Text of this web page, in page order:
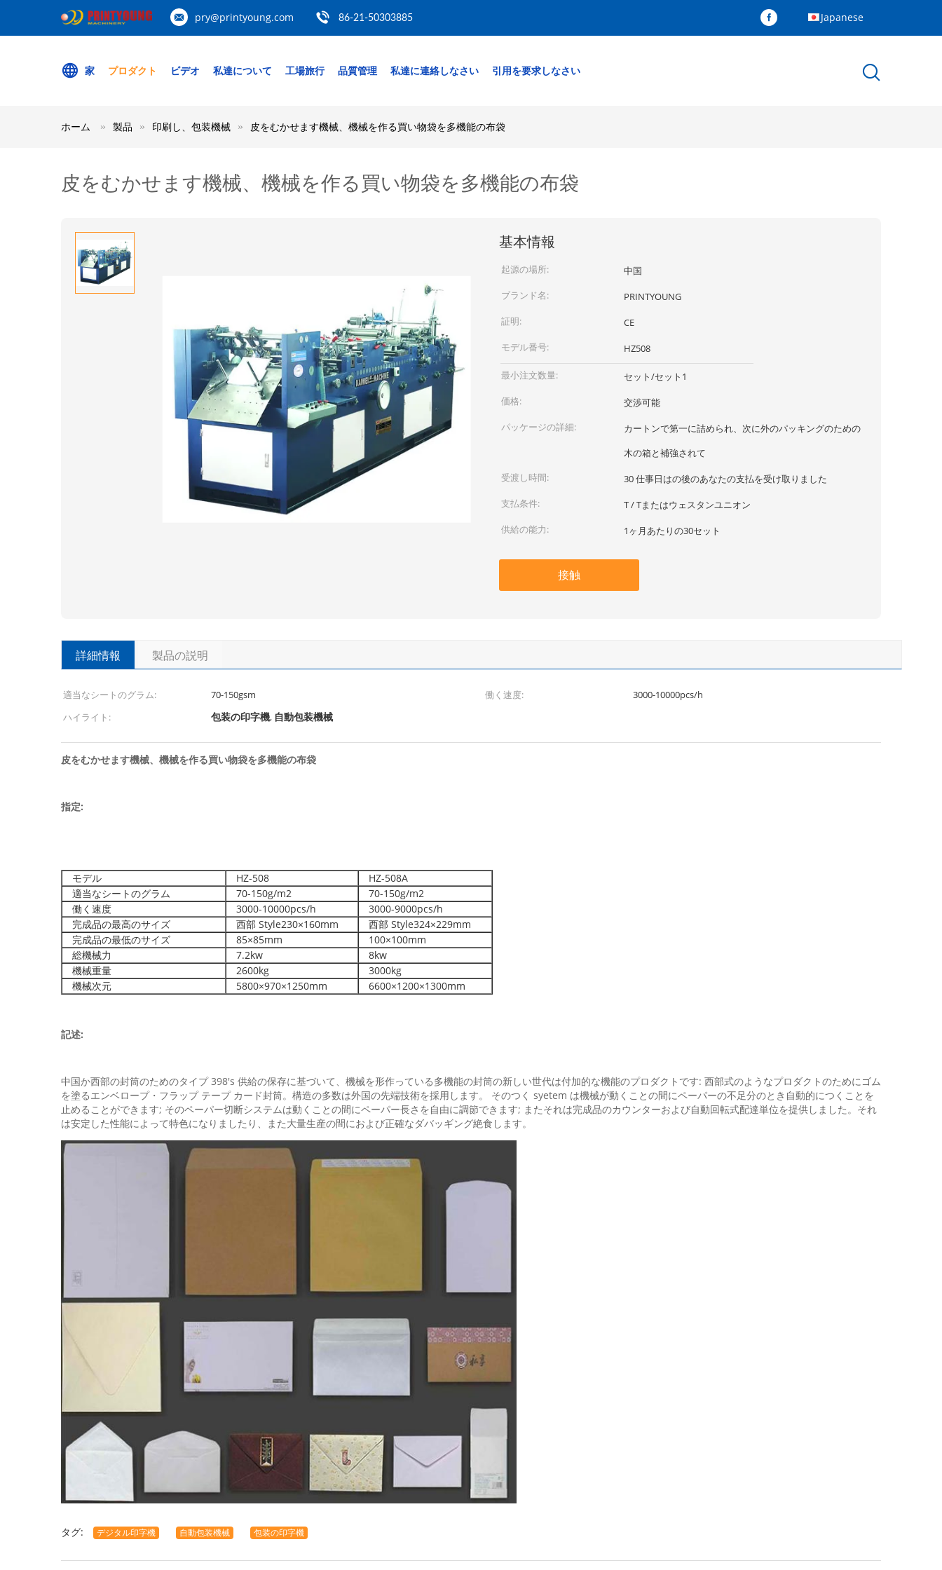
pry@printyoung.com 86-21-50303885 Japanese
家 プロダクト ビデオ 私達について 工場旅行 品質管理 私達に連絡しなさい 引用を要求しなさい
ホーム 製品 印刷し、包装機械 皮をむかせます機械、機械を作る買い物袋を多機能の布袋
皮をむかせます機械、機械を作る買い物袋を多機能の布袋
基本情報
起源の場所:
中国
ブランド名:
PRINTYOUNG
証明:
CE
モデル番号:
HZ508
最小注文数量:
セット/セット1
価格:
交渉可能
パッケージの詳細:
カートンで第一に詰められ、次に外のパッキングのための
木の箱と補強されて
受渡し時間:
30 仕事日はの後のあなたの支払を受け取りました
支払条件:
T / Tまたはウェスタンユニオン
供給の能力:
1ヶ月あたりの30セット
接触
詳細情報 製品の説明
適当なシートのグラム: 70-150gsm 働く速度:
3000-10000pcs/h
ハイライト:
包装の印字機, 自動包装機械
皮をむかせます機械、機械を作る買い物袋を多機能の布袋
指定:
モデル HZ-508
HZ-508A
適当なシートのグラム
70-150g/m2
70-150g/m2
働く速度
3000-10000pcs/h
3000-9000pcs/h
完成品の最高のサイズ
西部 Style230×160mm
西部 Style324×229mm
完成品の最低のサイズ
85×85mm
100×100mm
総機械力
7.2kw
8kw
機械重量
2600kg
3000kg
機械次元
5800×970×1250mm 6600×1200×1300mm
記述:
中国か西部の封筒のためのタイプ 398's 供給の保存に基づいて、機械を形作っている多機能の封筒の新しい世代は付加的な機能のプロダクトです: 西部式のようなプロダクトのためにゴム
を塗るエンベロープ・フラップ テープ カード封筒。構造の多数は外国の先端技術を採用します。 そのつく syetem は機械が動くことの間にペーパーの不足分のとき自動的につくことを
止めることができます; そのペーパー切断システムは動くことの間にペーパー長さを自由に調節できます; またそれは完成品のカウンターおよび自動回転式配達単位を提供しました。それ
は安定した性能によって特色になりましたり、また大量生産の間におよび正確なダバッギング絶食します。
タグ: デジタル印字機 自動包装機械 包装の印字機